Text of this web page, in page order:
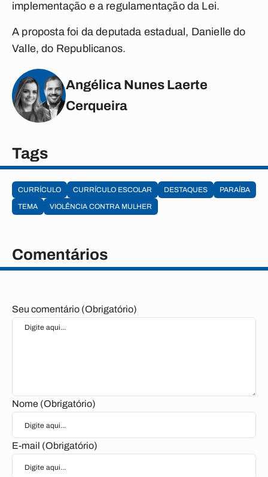
implementação e a regulamentação da Lei.
A proposta foi da deputada estadual, Danielle do
Valle, do Republicanos.
Angélica Nunes Laerte
Cerqueira
Tags
CURRÍCULO CURRÍCULO ESCOLAR DESTAQUES
PARAÍBA
TEMA
VIOLÊNCIA CONTRA MULHER
Comentários
Seu comentário (Obrigatório)
Nome (Obrigatório)
E-mail (Obrigatório)